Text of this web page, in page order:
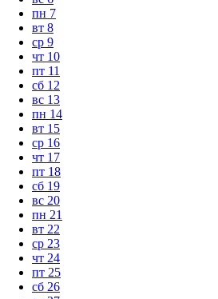
пн 7
вт 8
ср 9
чт 10
пт 11
сб 12
вс 13
пн 14
вт 15
ср 16
чт 17
пт 18
сб 19
вс 20
пн 21
вт 22
ср 23
чт 24
пт 25
сб 26